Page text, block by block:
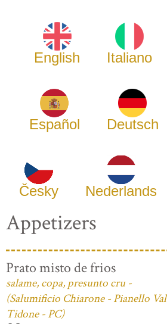
English Italiano
Español Deutsch
Česky Nederlands
Appetizers
Prato misto de frios
salame, copa, presunto cru -
(Salumificio Chiarone - Pianello Val
Tidone - PC)